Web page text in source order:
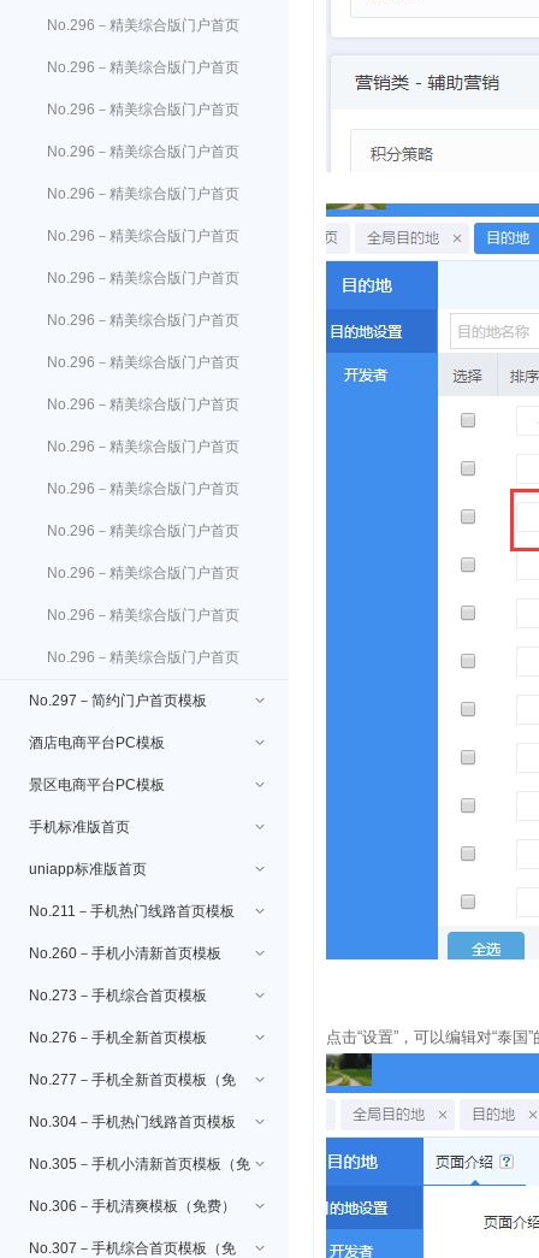
主导航设置
No.296－精美综合版门户首页
自定义导航设置
No.296－精美综合版门户首页
轮播广告设置
No.296－精美综合版门户首页
线路设置
No.296－精美综合版门户首页
酒店设置
No.296－精美综合版门户首页
户外活动设置
No.296－精美综合版门户首页
景点门票设置
No.296－精美综合版门户首页
租车设置
No.296－精美综合版门户首页
邮轮设置
No.296－精美综合版门户首页
团购设置
No.296－精美综合版门户首页
导游设置
No.296－精美综合版门户首页
签证设置
No.296－精美综合版门户首页
扩展栏目设置
No.296－精美综合版门户首页
相册设置
No.296－精美综合版门户首页
结伴设置
No.296－精美综合版门户首页
游记设置
No.296－精美综合版门户首页
攻略设置
No.297－简约门户首页模板
酒店电商平台PC模板
景区电商平台PC模板
手机标准版首页
uniapp标准版首页
No.211－手机热门线路首页模板
No.260－手机小清新首页模板
No.273－手机综合首页模板
No.276－手机全新首页模板
No.277－手机全新首页模板（免
费）
No.304－手机热门线路首页模板
（免费）
No.305－手机小清新首页模板（免
费）
No.306－手机清爽模板（免费）
No.307－手机综合首页模板（免
点击“设置”，可以编辑对“泰国